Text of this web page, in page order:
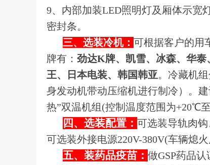
9、内部加装LED照明灯及厢体示宽
密封条。
三、选装冷机： 可根据客户的用
牌有： 劲达K牌、凯雪、冰森、华
王、日本电装、韩国韩亚。冷藏机
身发动机带动压缩机进行制冷）。
热”双温机组(控制温度范围为+20℃
四、选装配置： 可选装导轨肉
可选装外接电源220V-380V(车辆熄
五、装药品疫苗： 做GSP药品